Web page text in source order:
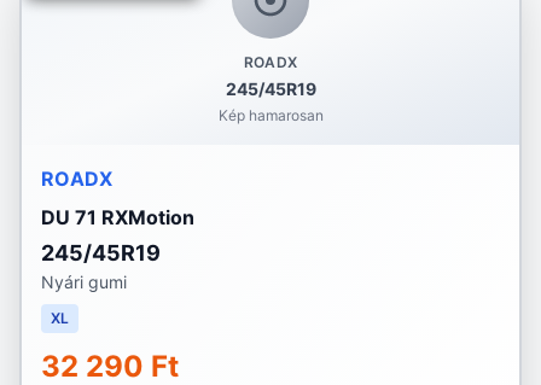
ROADX
245/45R19
Kép hamarosan
ROADX
DU 71 RXMotion
245/45R19
Nyári gumi
XL
32 290 Ft